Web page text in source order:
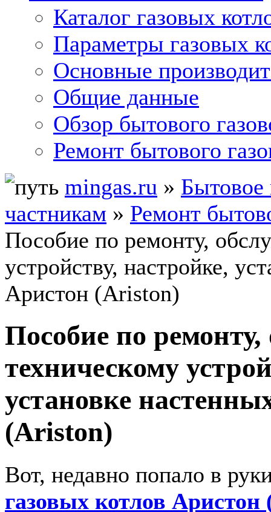
Каталог газовых
Параметры газовых
Основные
Общие данные
Обзор бытового
Ремонт бытового
mingas.ru » Бытовое
частникам » Ремонт
Пособие по ремонту,
устройству, настройке,
Аристон (Ariston)
Пособие по
техническому
установке
(Ariston)
Вот, недавно попало в
газовых котлов